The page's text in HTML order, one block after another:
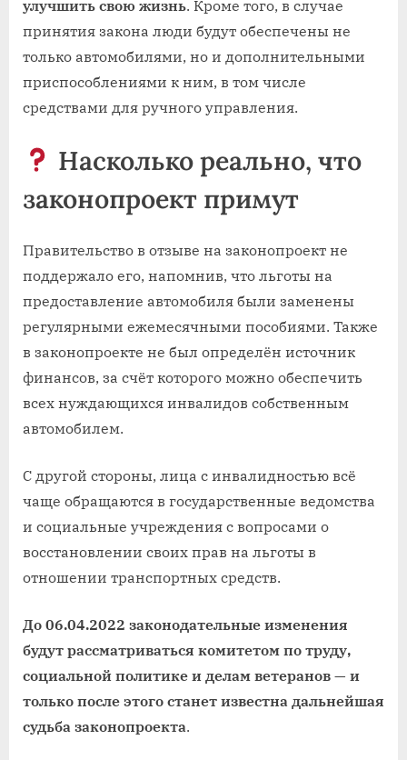
улучшить свою жизнь. Кроме того, в случае
принятия закона люди будут обеспечены не
только автомобилями, но и дополнительными
приспособлениями к ним, в том числе
средствами для ручного управления.
Насколько реально, что
законопроект примут
Правительство в отзыве на законопроект не
поддержало его, напомнив, что льготы на
предоставление автомобиля были заменены
регулярными ежемесячными пособиями. Также
в законопроекте не был определён источник
финансов, за счёт которого можно обеспечить
всех нуждающихся инвалидов собственным
автомобилем.
С другой стороны, лица с инвалидностью всё
чаще обращаются в государственные ведомства
и социальные учреждения с вопросами о
восстановлении своих прав на льготы в
отношении транспортных средств.
До 06.04.2022 законодательные изменения
будут рассматриваться комитетом по труду,
социальной политике и делам ветеранов — и
только после этого станет известна дальнейшая
судьба законопроекта.